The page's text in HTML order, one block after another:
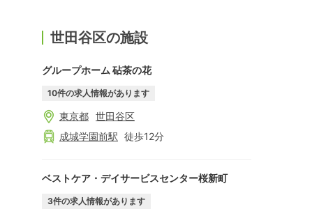
世田谷区の施設
グループホーム 砧茶の花
10件の求人情報があります
東京都 世田谷区
成城学園前駅 徒歩12分
ベストケア・デイサービスセンター桜新町
3件の求人情報があります